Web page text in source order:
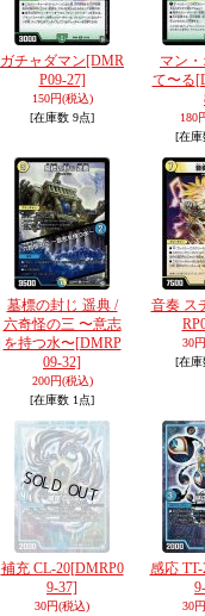
ガチャダマン[DMR
P09-27]
150円(税込)
[在庫数 9点]
マン
て〜る
180
[在庫
墓標の封じ 遥典 /
六奇怪の三 〜意志
を持つ水〜[DMRP
09-32]
200円(税込)
[在庫数 1点]
音奏 ス
30円
[在庫
補充 CL-20[DMRP0
9-37]
30円(税込)
感応 TT-
30円